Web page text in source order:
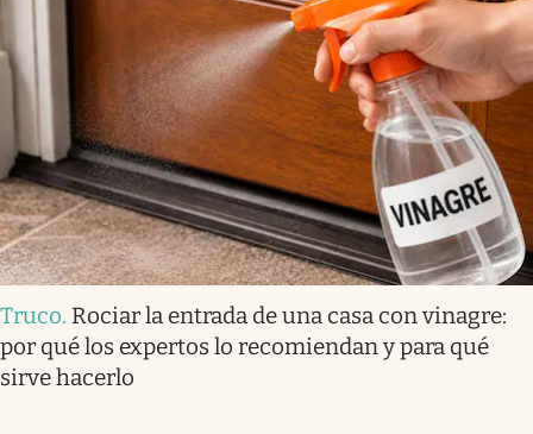
Truco. Rociar la entrada de una casa con vinagre:
por qué los expertos lo recomiendan y para qué
sirve hacerlo